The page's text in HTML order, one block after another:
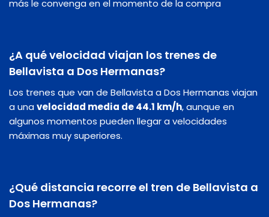
más le convenga en el momento de la compra
¿A qué velocidad viajan los trenes de
Bellavista a Dos Hermanas?
Los trenes que van de Bellavista a Dos Hermanas viajan
a unavelocidad media de 44.1 km/h, aunque en
algunos momentos pueden llegar a velocidades
máximas muy superiores.
¿Qué distancia recorre el tren de Bellavista a
Dos Hermanas?